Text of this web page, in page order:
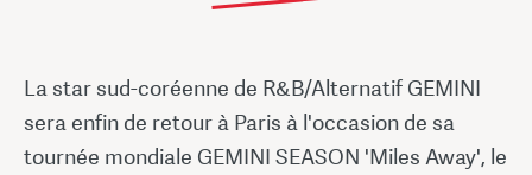
La star sud-coréenne de R&B/Alternatif GEMINI
sera enfin de retour à Paris à l'occasion de sa
tournée mondiale GEMINI SEASON 'Miles Away', le